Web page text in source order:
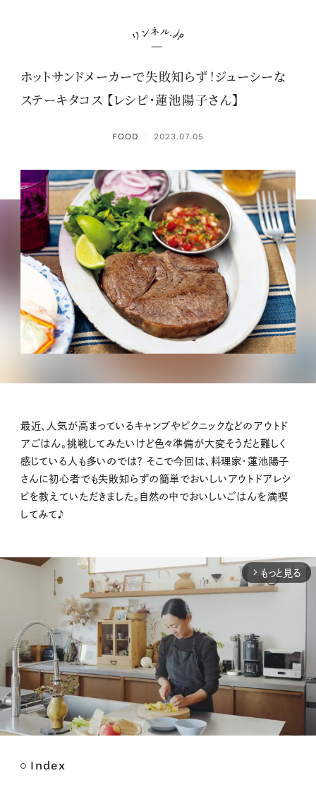
ホットサンドメーカーで失敗知らず！ジューシーな
ステーキタコス 【レシピ・蓮池陽子さん】
FOOD ： 2023.07.05
最近、人気が高まっているキャンプやピクニックなどのアウトド
アごはん。挑戦してみたいけど色々準備が大変そうだと難しく
感じている人も多いのでは？ そこで今回は、料理家・蓮池陽子
さんに初心者でも失敗知らずの簡単でおいしいアウトドアレシ
ピを教えていただきました。自然の中でおいしいごはんを満喫
してみて♪
arrow_forward_ios もっと見る
Index